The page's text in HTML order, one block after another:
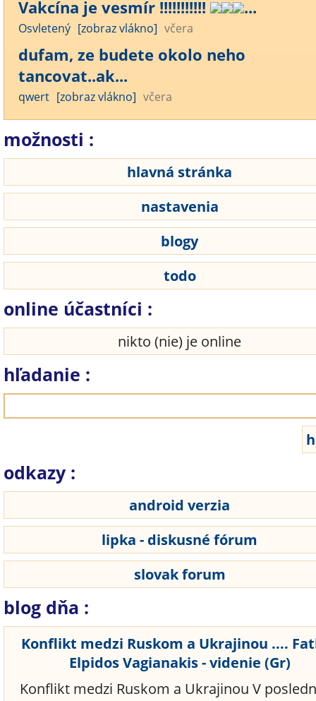
Vakcína je vesmír !!!!!!!!!!! ...
Osvletený [zobraz vlákno] včera
dufam, ze budete okolo neho
tancovat..ak...
qwert [zobraz vlákno] včera
možnosti :
hlavná stránka
nastavenia
blogy
todo
online účastníci :
nikto (nie) je online
hľadanie :
odkazy :
android verzia
lipka - diskusné fórum
slovak forum
blog dňa :
Konflikt medzi Ruskom a Ukrajinou ....
Elpidos Vagianakis - videnie (Gr)
Konflikt medzi Ruskom a Ukrajinou V